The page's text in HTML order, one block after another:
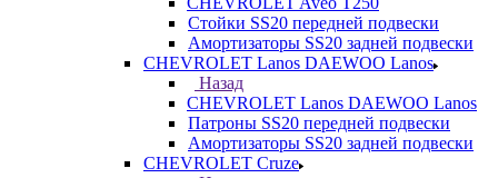
Стойки SS20 передней подвески
Амортизаторы SS20 задней подвески
CHEVROLET Lanos DAEWOO Lanos
Назад
CHEVROLET Lanos DAEWOO Lanos
Патроны SS20 передней подвески
Амортизаторы SS20 задней подвески
CHEVROLET Cruze